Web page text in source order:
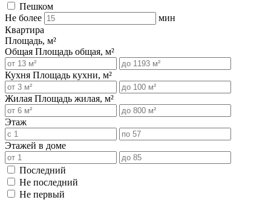
Пешком
Не более
мин
Квартира
Площадь, м²
Общая Площадь общая, м²
Кухня Площадь кухни, м²
Жилая Площадь жилая, м²
Этаж
Этажей в доме
Последний
Не последний
Не первый